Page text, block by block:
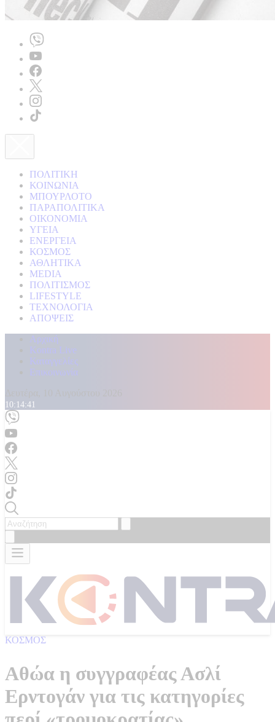
ΠΟΛΙΤΙΚΗ
ΚΟΙΝΩΝΙΑ
ΜΠΟΥΡΛΟΤΟ
ΠΑΡΑΠΟΛΙΤΙΚΑ
ΟΙΚΟΝΟΜΙΑ
ΥΓΕΙΑ
ΕΝΕΡΓΕΙΑ
ΚΟΣΜΟΣ
ΑΘΛΗΤΙΚΑ
MEDIA
ΠΟΛΙΤΙΣΜΟΣ
LIFESTYLE
ΤΕΧΝΟΛΟΓΙΑ
ΑΠΟΨΕΙΣ
Αρχική
Kontra Live
Καταγγελίες
Επικοινωνία
10:14:43
ΚΟΣΜΟΣ
Αθώα η συγγραφέας Ασλί
Ερντογάν για τις κατηγορίες